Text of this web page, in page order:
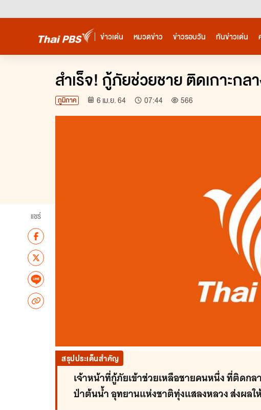
ข่าวเด่น หมวดข่าว ข่าวรอบวัน ทันข่าวเด่น
สำเร็จ! กู้ภัยช่วยชาย ติดเกาะกล
ภูมิภาค 6 เม.ย. 64 07:44 จำนวนผู้ชม
566
แชร์
สรุปประเด็นสำคัญ
เจ้าหน้าที่กู้ภัยเข้าช่วยเหลือชายคนหนึ่ง ที่ติดกล
ป่าต้นน้ำ อุทยานแห่งชาติทุ่งแสลงหลวง ส่งผล